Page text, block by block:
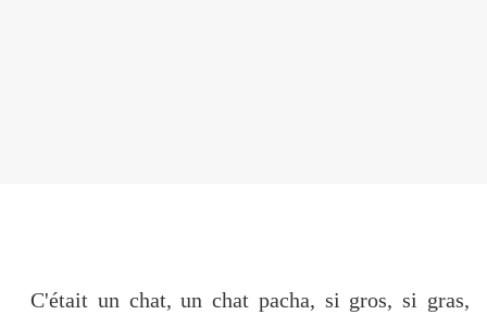
C'était un chat, un chat pacha, si gros, si gras,